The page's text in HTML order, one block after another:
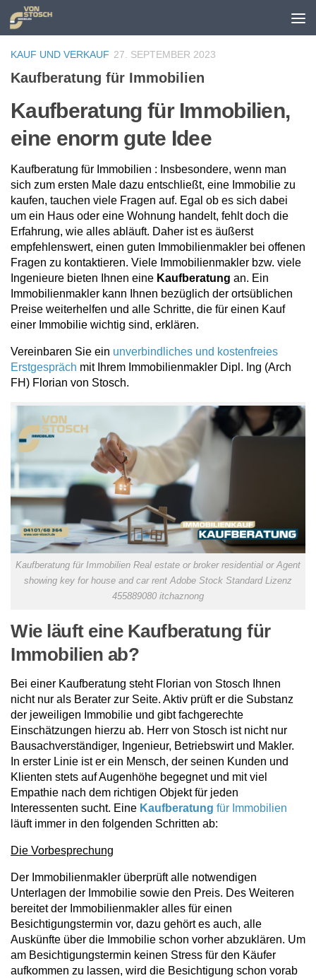
Zum Inhalt springen
KAUF UND VERKAUF 27. SEPTEMBER 2023
Kaufberatung für Immobilien
Kaufberatung für Immobilien,
eine enorm gute Idee
Kaufberatung für Immobilien : Insbesondere, wenn man
sich zum ersten Male dazu entschließt, eine Immobilie zu
kaufen, tauchen viele Fragen auf. Egal ob es sich dabei
um ein Haus oder eine Wohnung handelt, fehlt doch die
Erfahrung, wie alles abläuft. Daher ist es äußerst
empfehlenswert, einen guten Immobilienmakler bei offenen
Fragen zu kontaktieren. Viele Immobilienmakler bzw. viele
Ingenieure bieten Ihnen eine Kaufberatung an. Ein
Immobilienmakler kann Ihnen bezüglich der ortsüblichen
Preise weiterhelfen und alle Schritte, die für einen Kauf
einer Immobilie wichtig sind, erklären.
Vereinbaren Sie ein unverbindliches und kostenfreies
Erstgespräch mit Ihrem Immobilienmakler Dipl. Ing (Arch
FH) Florian von Stosch.
Kaufberatung für Immobilien Real estate or broker residential or Agent
showing key for house and car rent Adobe Stock Standard Lizenz
455889080 itchaznong
Wie läuft eine Kaufberatung für
Immobilien ab?
Bei einer Kaufberatung steht Florian von Stosch Ihnen
nicht nur als Berater zur Seite. Aktiv prüft er die Substanz
der jeweiligen Immobilie und gibt fachgerechte
Einschätzungen hierzu ab. Herr von Stosch ist nicht nur
Bausachverständiger, Ingenieur, Betriebswirt und Makler.
In erster Linie ist er ein Mensch, der seinen Kunden und
Klienten stets auf Augenhöhe begegnet und mit viel
Empathie nach dem richtigen Objekt für jeden
Interessenten sucht. Eine Kaufberatung für Immobilien
läuft immer in den folgenden Schritten ab:
Die Vorbesprechung
Der Immobilienmakler überprüft alle notwendigen
Unterlagen der Immobilie sowie den Preis. Des Weiteren
bereitet der Immobilienmakler alles für einen
Besichtigungstermin vor, dazu gehört es auch, alle
Auskünfte über die Immobilie schon vorher abzuklären. Um
am Besichtigungstermin keinen Stress für den Käufer
aufkommen zu lassen, wird die Besichtigung schon vorab